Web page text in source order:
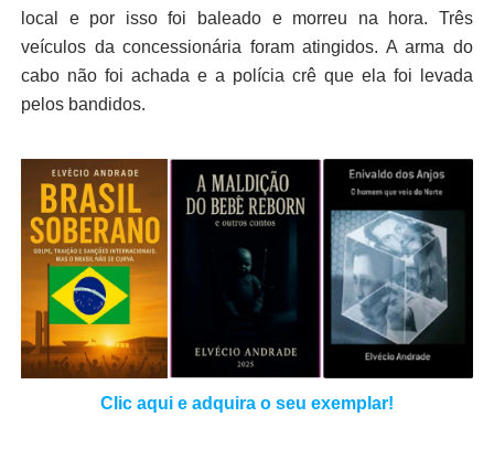
local e por isso foi baleado e morreu na hora. Três
veículos da concessionária foram atingidos. A arma do
cabo não foi achada e a polícia crê que ela foi levada
pelos bandidos.
Clic aqui e adquira o seu exemplar!